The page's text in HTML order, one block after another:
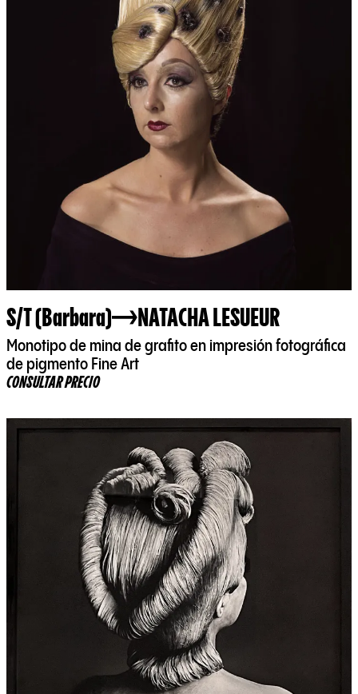
S/T (Barbara) NATACHA LESUEUR
Monotipo de mina de grafito en impresión fotográfica
de pigmento Fine Art
CONSULTAR PRECIO